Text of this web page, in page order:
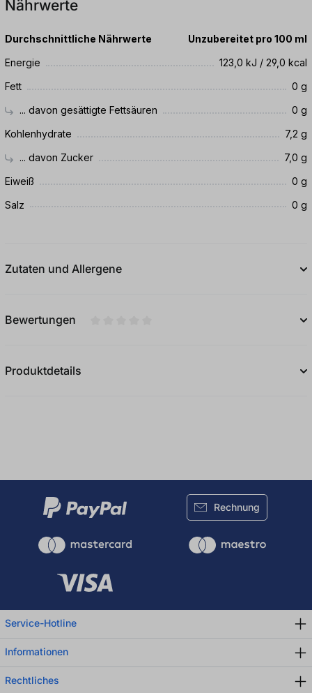
Nährwerte
Durchschnittliche Nährwerte
Unzubereitet pro 100 ml
Energie
123,0 kJ / 29,0 kcal
Fett
0 g
... davon gesättigte Fettsäuren
0 g
Kohlenhydrate
7,2 g
... davon Zucker
7,0 g
Eiweiß
0 g
Salz
0 g
Zutaten und Allergene
Bewertungen
Produktdetails
Rechnung
Service-Hotline
Informationen
Rechtliches